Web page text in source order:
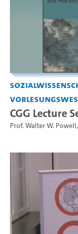
CGG Lecture
Prof. Walter W. Powell,